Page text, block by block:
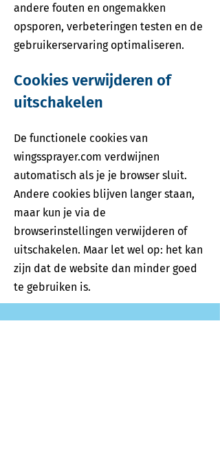
andere fouten en ongemakken
opsporen, verbeteringen testen en de
gebruikerservaring optimaliseren.
Cookies verwijderen of
uitschakelen
De functionele cookies van
wingssprayer.com verdwijnen
automatisch als je je browser sluit.
Andere cookies blijven langer staan,
maar kun je via de
browserinstellingen verwijderen of
uitschakelen. Maar let wel op: het kan
zijn dat de website dan minder goed
te gebruiken is.